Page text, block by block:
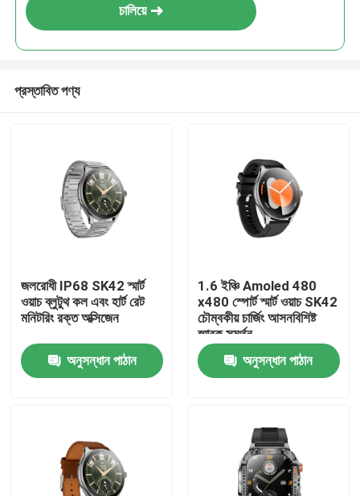
চালিয়ে
প্রস্তাবিত পণ্য
জলরোধী IP68 SK42 স্মার্ট
ওয়াচ ব্লুটুথ কল এবং হার্ট রেট
মনিটরিং রক্ত অক্সিজেন
অনুসন্ধান পাঠান
1.6 ইঞ্চি Amoled 480
x480 স্পোর্ট স্মার্ট ওয়াচ SK42
চৌম্বকীয় চার্জিং আসনবিশিষ্ট
স্মারক সমর্থন
অনুসন্ধান পাঠান